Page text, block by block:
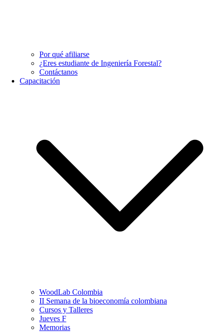
Por qué afiliarse
¿Eres estudiante de Ingeniería Forestal?
Contáctanos
Capacitación
WoodLab Colombia
II Semana de la bioeconomía colombiana
Cursos y Talleres
Jueves F
Memorias